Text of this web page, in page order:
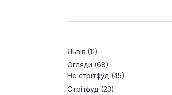
Львів (11)
Огляди (68)
Не стрітфуд (45)
Стрітфуд (23)